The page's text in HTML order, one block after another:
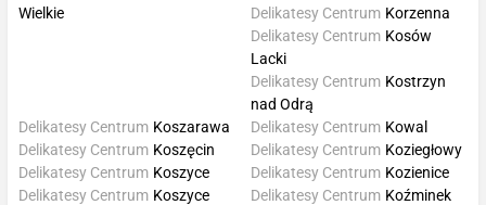
Wielkie
Delikatesy Centrum Korzenna
Delikatesy Centrum Kosów
Lacki
Delikatesy Centrum Kostrzyn
nad Odrą
Delikatesy Centrum Koszarawa
Delikatesy Centrum Koszęcin
Delikatesy Centrum Koszyce
Delikatesy Centrum Koszyce
Delikatesy Centrum Kowal
Delikatesy Centrum Koziegłowy
Delikatesy Centrum Kozienice
Delikatesy Centrum Koźminek